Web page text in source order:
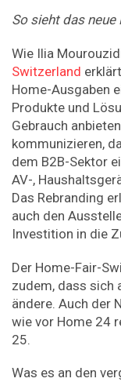
So sieht das
Wie Ilia
Switzerland
Home-Ausgaben
Produkte und
Gebrauch
kommunizieren,
dem B2B-Sektor
AV-,
Das Rebranding
auch den
Investition in die
Der Home-Fair-
zudem, dass sich
ändere. Auch der
wie vor Home 24
25.
Was es an den